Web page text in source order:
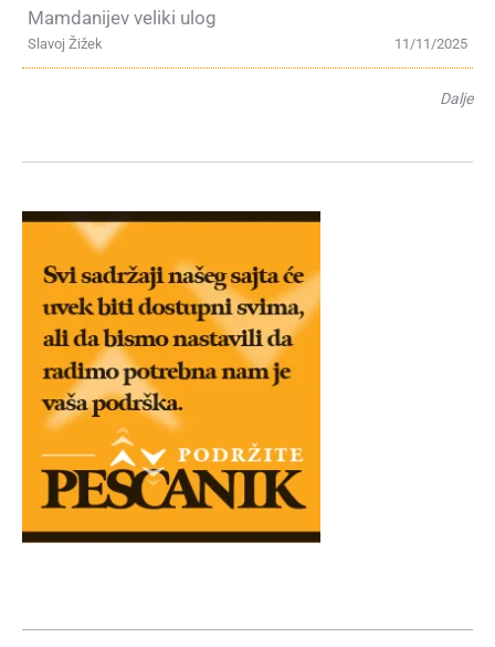
Mamdanijev veliki ulog
11/11/2025
Slavoj Žižek
Dalje